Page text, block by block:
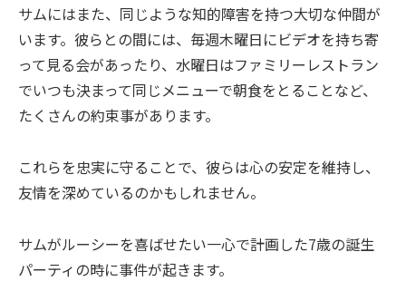
サムにはまた、同じような知的障害を持つ大切な仲間が
います。彼らとの間には、毎週木曜日にビデオを持ち寄
って見る会があったり、水曜日はファミリーレストラン
でいつも決まって同じメニューで朝食をとることなど、
たくさんの約束事があります。
これらを忠実に守ることで、彼らは心の安定を維持し、
友情を深めているのかもしれません。
サムがルーシーを喜ばせたい一心で計画した7歳の誕生
パーティの時に事件が起きます。